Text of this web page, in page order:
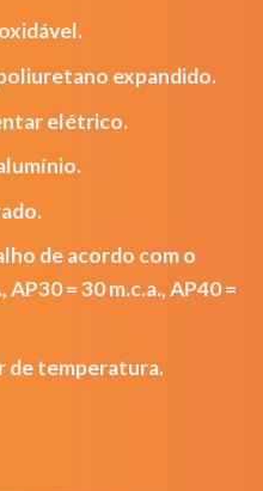
expandido.
elétrico.
de acordo com o
= 30 m.c.a., AP40 =
de temperatura.